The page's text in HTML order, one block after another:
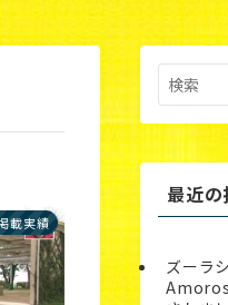
載実績
最近の
ズーラ